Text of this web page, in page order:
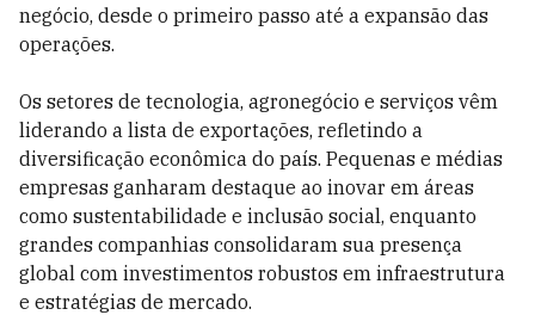
negócio, desde o primeiro passo até a expansão das
operações.
Os setores de tecnologia, agronegócio e serviços vêm
liderando a lista de exportações, refletindo a
diversificação econômica do país. Pequenas e médias
empresas ganharam destaque ao inovar em áreas
como sustentabilidade e inclusão social, enquanto
grandes companhias consolidaram sua presença
global com investimentos robustos em infraestrutura
e estratégias de mercado.